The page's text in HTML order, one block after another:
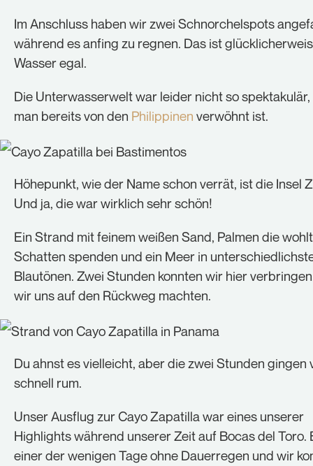
Im Anschluss haben wir zwei Schnorchelspots
während es anfing zu regnen. Das ist
Wasser egal.
Die Unterwasserwelt war leider nicht so
man bereits von den Philippinen verwöhnt ist.
Höhepunkt, wie der Name schon verrät, ist die Insel
Und ja, die war wirklich sehr schön!
Ein Strand mit feinem weißen Sand, Palmen die
Schatten spenden und ein Meer in
Blautönen. Zwei Stunden konnten wir hier
wir uns auf den Rückweg machten.
Du ahnst es vielleicht, aber die zwei Stunden gingen
schnell rum.
Unser Ausflug zur Cayo Zapatilla war eines unserer
Highlights während unserer Zeit auf Bocas del Toro.
einer der wenigen Tage ohne Dauerregen und wir